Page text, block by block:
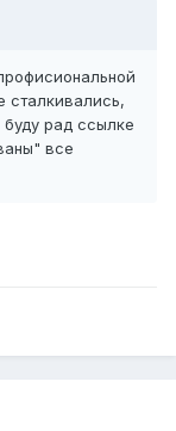
сталкивались,
рад ссылке
все